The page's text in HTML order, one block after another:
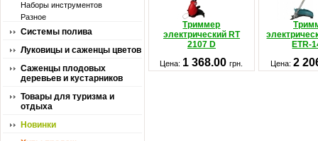
Наборы инструментов
Разное
Системы полива
Луковицы и саженцы цветов
Саженцы плодовых
деревьев и кустарников
Товары для туризма и
отдыха
Новинки
Триммер
электрический RT
2107 D
ETR-
Цена: 1 368.00грн. Цена: 2